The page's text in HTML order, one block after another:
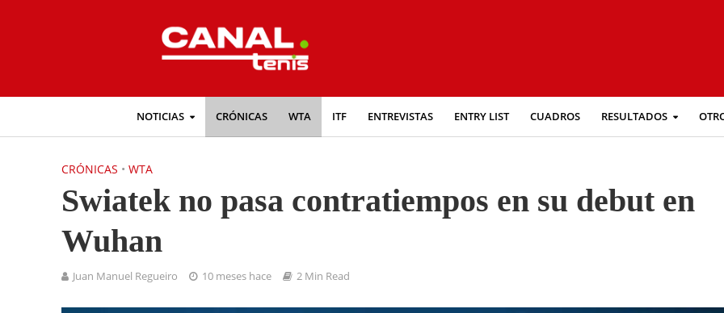
NOTICIAS CRÓNICAS WTA ITF ENTREVISTAS ENTRY LIST CUADROS RESULTADOS
CRÓNICAS • WTA
Swiatek no pasa contratiempos en su debut en
Wuhan
Juan Manuel Regueiro 10 meses hace 2 Min Read